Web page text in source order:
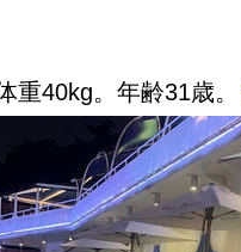
重40kg。年齢31歳。